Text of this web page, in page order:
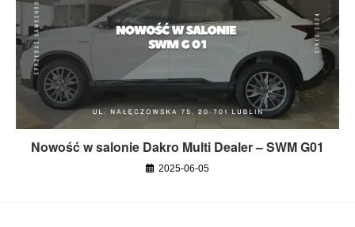
Nowość w salonie Dakro Multi Dealer – SWM G01
2025-06-05